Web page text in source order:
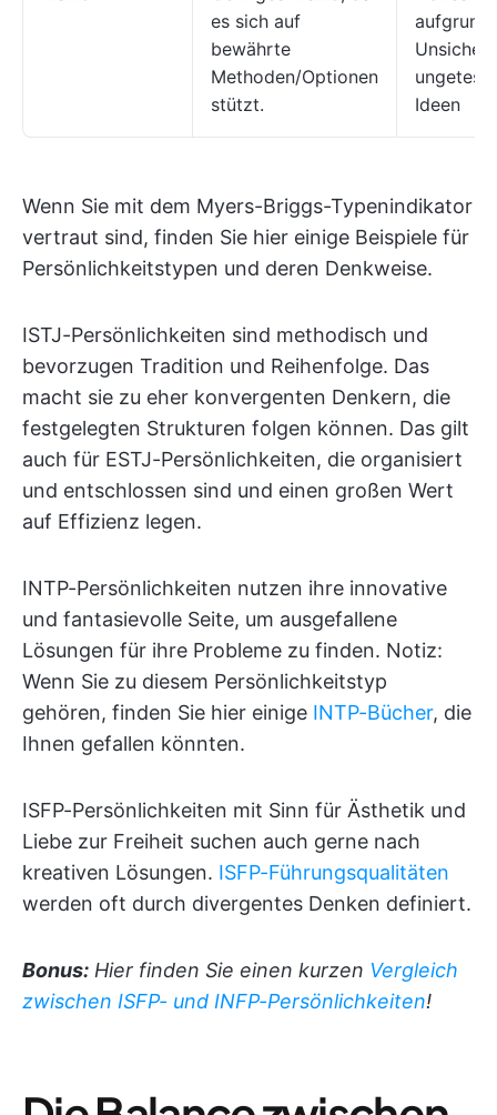
es sich auf
bewährte
Methoden/Optionen
stützt.
aufgrund
Ideen
Wenn Sie mit dem Myers-Briggs-Typenindikator
vertraut sind, finden Sie hier einige Beispiele für
Persönlichkeitstypen und deren Denkweise.
ISTJ-Persönlichkeiten sind methodisch und
bevorzugen Tradition und Reihenfolge. Das
macht sie zu eher konvergenten Denkern, die
festgelegten Strukturen folgen können. Das gilt
auch für ESTJ-Persönlichkeiten, die organisiert
und entschlossen sind und einen großen Wert
auf Effizienz legen.
INTP-Persönlichkeiten nutzen ihre innovative
und fantasievolle Seite, um ausgefallene
Lösungen für ihre Probleme zu finden. Notiz:
Wenn Sie zu diesem Persönlichkeitstyp
gehören, finden Sie hier einige INTP-Bücher, die
Ihnen gefallen könnten.
ISFP-Persönlichkeiten mit Sinn für Ästhetik und
Liebe zur Freiheit suchen auch gerne nach
kreativen Lösungen. ISFP-Führungsqualitäten
werden oft durch divergentes Denken definiert.
Bonus: Hier finden Sie einen kurzen Vergleich
zwischen ISFP- und INFP-Persönlichkeiten!